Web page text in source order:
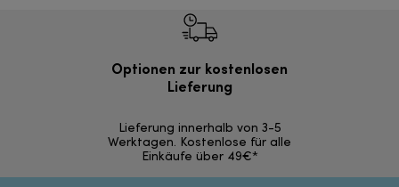
Optionen zur kostenlosen
Lieferung
Lieferung innerhalb von 3-5
Werktagen. Kostenlose für alle
Einkäufe über 49€*